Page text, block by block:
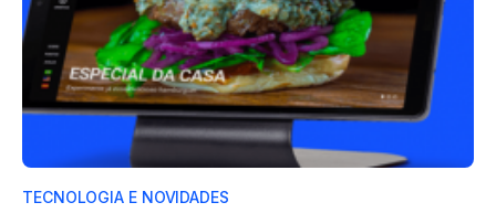
TECNOLOGIA E NOVIDADES